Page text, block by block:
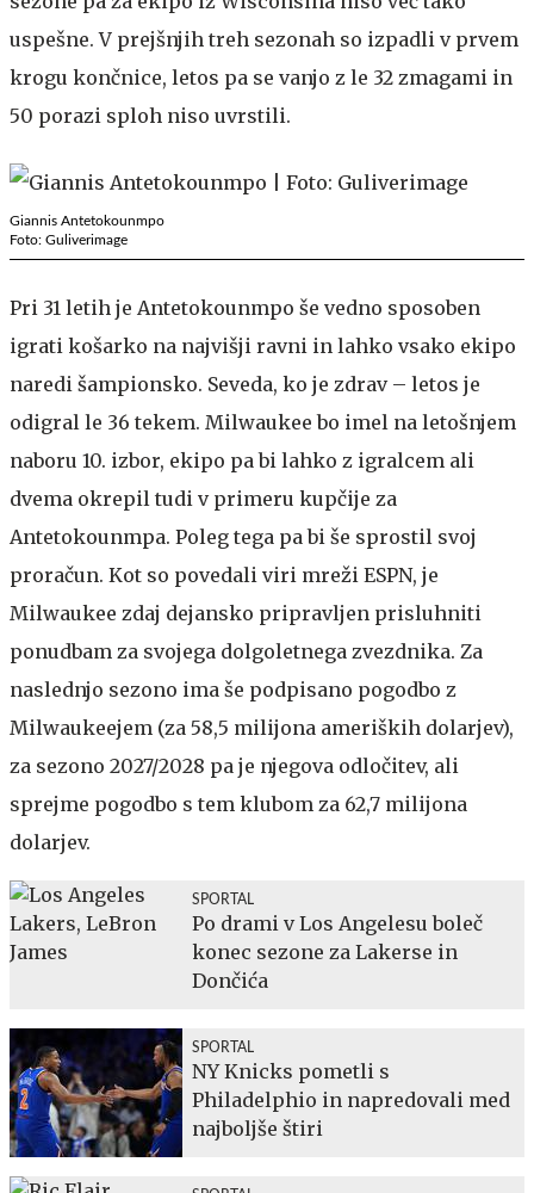
uspešne. V prejšnjih treh sezonah so izpadli v prvem
krogu končnice, letos pa se vanjo z le 32 zmagami in
50 porazi sploh niso uvrstili.
Giannis Antetokounmpo
Foto: Guliverimage
Pri 31 letih je Antetokounmpo še vedno sposoben
igrati košarko na najvišji ravni in lahko vsako ekipo
naredi šampionsko. Seveda, ko je zdrav – letos je
odigral le 36 tekem. Milwaukee bo imel na letošnjem
naboru 10. izbor, ekipo pa bi lahko z igralcem ali
dvema okrepil tudi v primeru kupčije za
Antetokounmpa. Poleg tega pa bi še sprostil svoj
proračun. Kot so povedali viri mreži ESPN, je
Milwaukee zdaj dejansko pripravljen prisluhniti
ponudbam za svojega dolgoletnega zvezdnika. Za
naslednjo sezono ima še podpisano pogodbo z
Milwaukeejem (za 58,5 milijona ameriških dolarjev),
za sezono 2027/2028 pa je njegova odločitev, ali
sprejme pogodbo s tem klubom za 62,7 milijona
dolarjev.
SPORTAL
Po drami v Los Angelesu boleč
konec sezone za Lakerse in
Dončića
SPORTAL
NY Knicks pometli s
Philadelphio in napredovali med
najboljše štiri